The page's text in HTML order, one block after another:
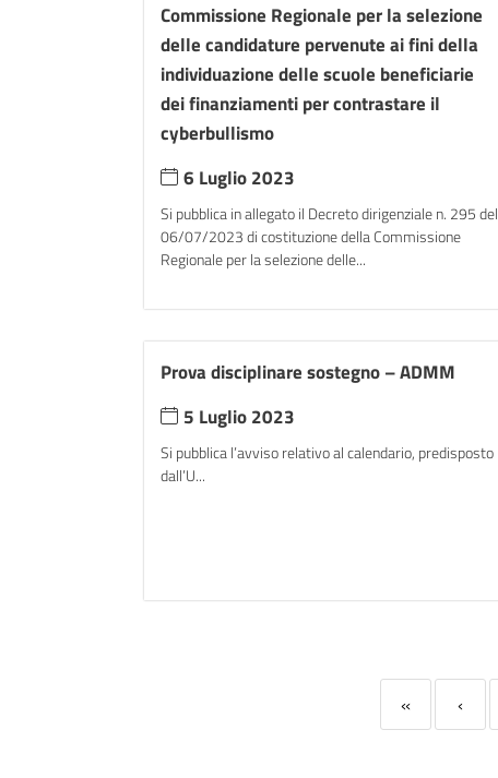
Commissione Regionale per la selezione
delle candidature pervenute ai fini della
individuazione delle scuole beneficiarie
dei finanziamenti per contrastare il
cyberbullismo
6 Luglio 2023
Si pubblica in allegato il Decreto dirigenziale n. 295 del
06/07/2023 di costituzione della Commissione
Regionale per la selezione delle...
Prova disciplinare sostegno – ADMM
5 Luglio 2023
Si pubblica l’avviso relativo al calendario, predisposto
dall’U...
« ‹